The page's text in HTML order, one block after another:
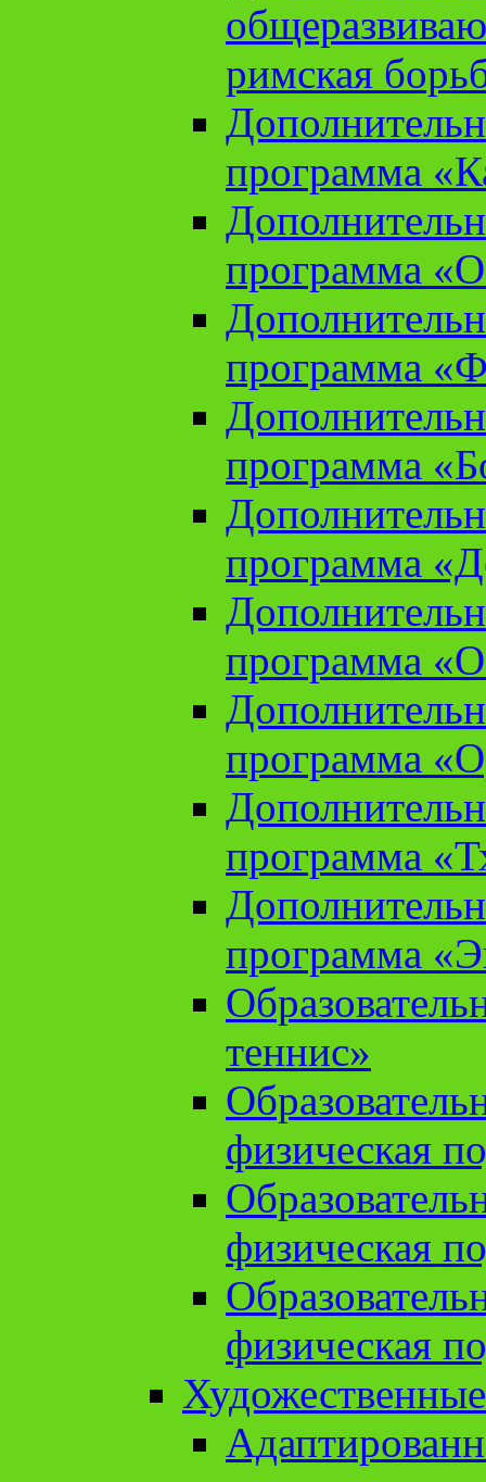
римская
программа
программа
программа
программа
программа
программа
программа
программа
программа
теннис»
физическая
физическая
физическая
Художественные